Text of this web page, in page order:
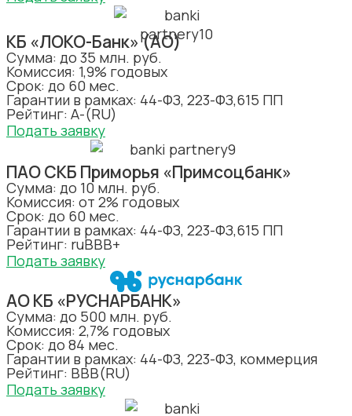
КБ «ЛОКО-Банк» (АО)
Сумма: до 35 млн. руб.
Комиссия: 1,9% годовых
Срок: до 60 мес.
Гарантии в рамках: 44-ФЗ, 223-ФЗ,615 ПП
Рейтинг: А-(RU)
Подать заявку
ПАО СКБ Приморья «Примсоцбанк»
Сумма: до 10 млн. руб.
Комиссия: от 2% годовых
Срок: до 60 мес.
Гарантии в рамках: 44-ФЗ, 223-ФЗ,615 ПП
Рейтинг: ruBBB+
Подать заявку
АО КБ «РУСНАРБАНК»
Сумма: до 500 млн. руб.
Комиссия: 2,7% годовых
Срок: до 84 мес.
Гарантии в рамках: 44-ФЗ, 223-ФЗ, коммерция
Рейтинг: ВВВ(RU)
Подать заявку